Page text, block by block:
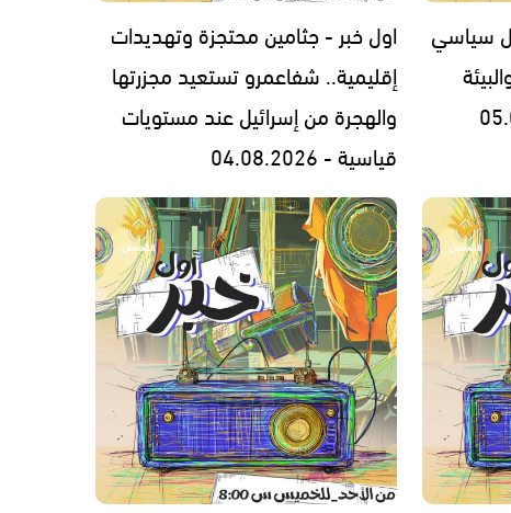
سياسي
اول خبر - جثامين محتجزة وتهديدات
إقليمية.. شفاعمرو تستعيد مجزرتها
والهجرة من إسرائيل عند مستويات
قياسية - 04.08.2026